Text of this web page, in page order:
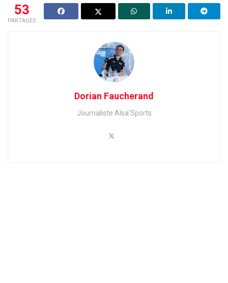
53
PARTAGES
Dorian Faucherand
Journaliste Alsa'Sports